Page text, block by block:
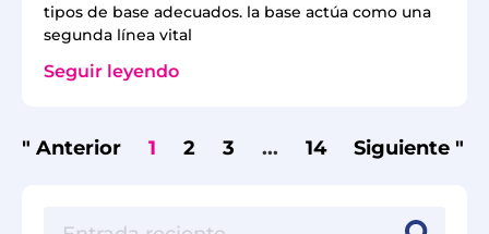
tipos de base adecuados. la base actúa como una
segunda línea vital
Seguir leyendo
" Anterior 1 2 3 ... 14 Siguiente "